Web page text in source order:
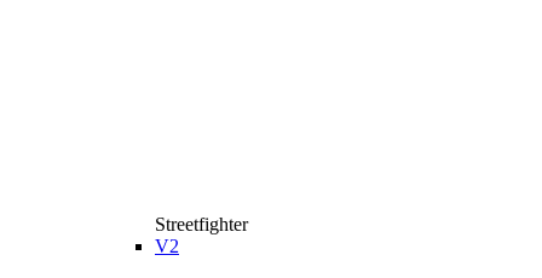
Streetfighter
V2